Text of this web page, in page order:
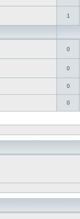
1
0
0
0
0